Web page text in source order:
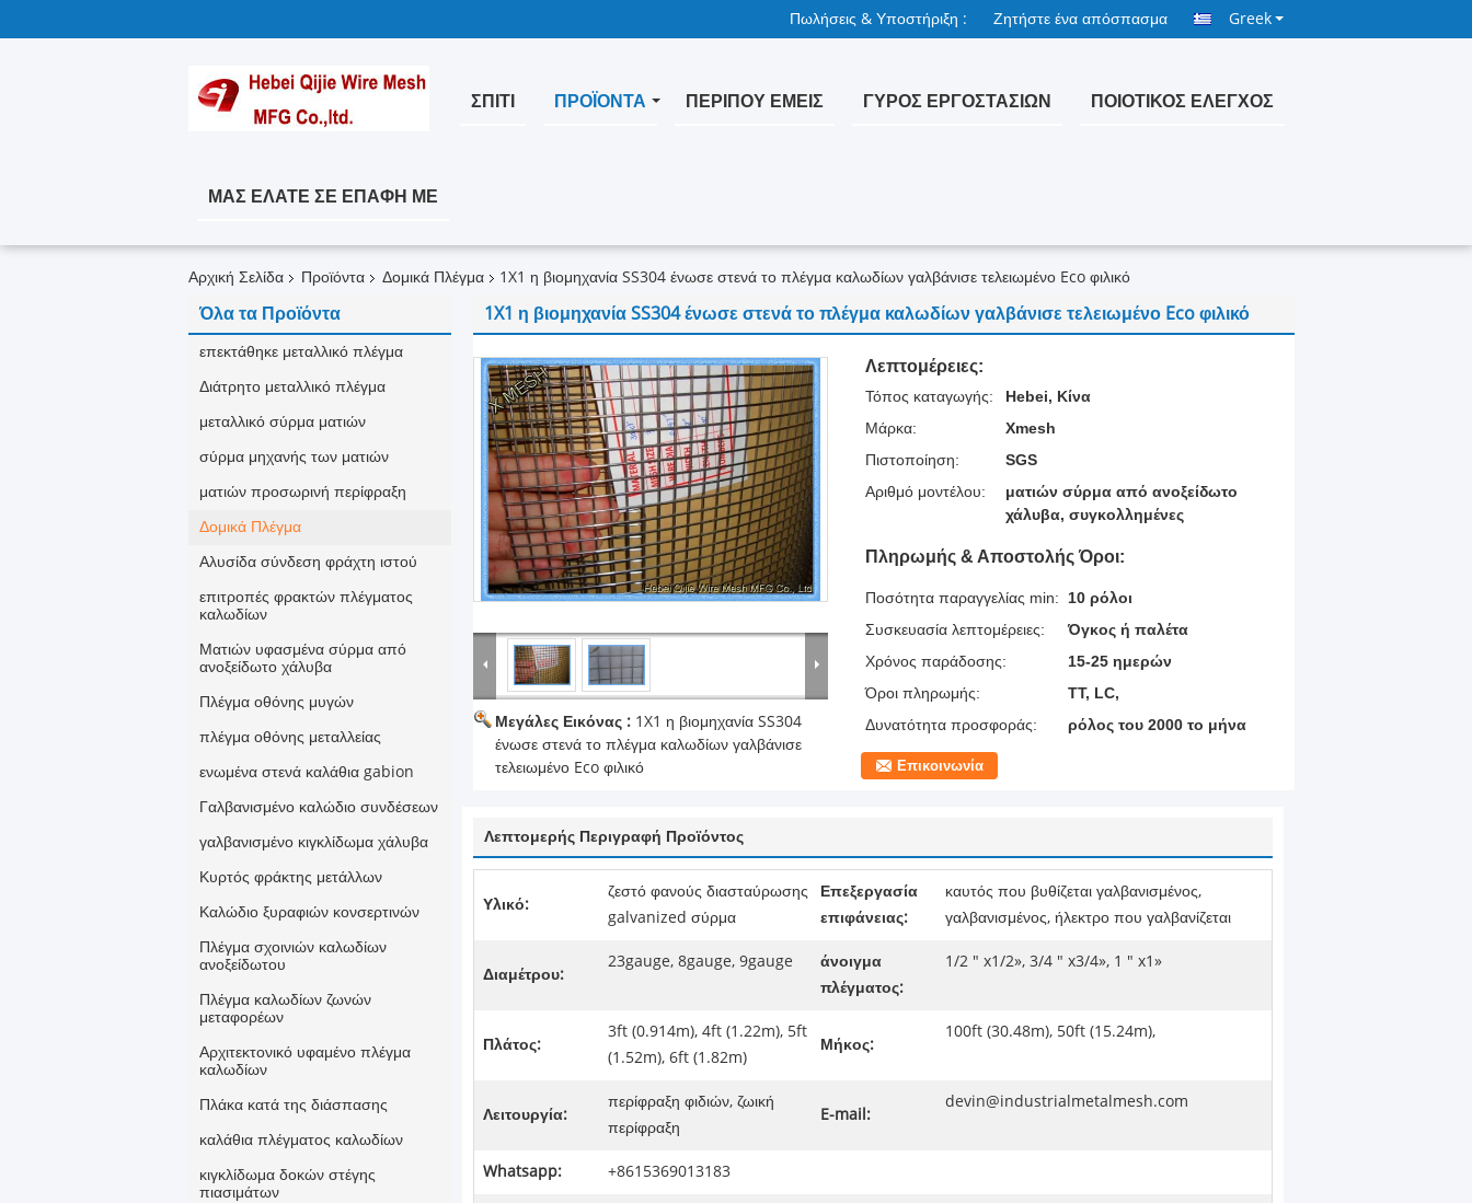
Πωλήσεις & Υποστήριξη : Ζητήστε ένα απόσπασμα Greek
ΣΠΊΤΙ ΠΡΟΪΌΝΤΑ ΠΕΡΊΠΟΥ ΕΜΕΊΣ ΓΎΡΟΣ ΕΡΓΟΣΤΑΣΊΩΝ ΠΟΙΟΤΙΚΌΣ ΈΛΕΓΧΟΣ
ΜΑΣ ΕΛΆΤΕ ΣΕ ΕΠΑΦΉ ΜΕ
Αρχική Σελίδα Προϊόντα Δομικά Πλέγμα 1X1 η βιομηχανία SS304 ένωσε στενά το πλέγμα καλωδίων γαλβάνισε τελειωμένο Eco φιλικό
Όλα τα Προϊόντα
επεκτάθηκε μεταλλικό πλέγμα
Διάτρητο μεταλλικό πλέγμα
μεταλλικό σύρμα ματιών
σύρμα μηχανής των ματιών
ματιών προσωρινή περίφραξη
Δομικά Πλέγμα
Αλυσίδα σύνδεση φράχτη ιστού
επιτροπές φρακτών πλέγματος
καλωδίων
Ματιών υφασμένα σύρμα από
ανοξείδωτο χάλυβα
Πλέγμα οθόνης μυγών
πλέγμα οθόνης μεταλλείας
ενωμένα στενά καλάθια gabion
Γαλβανισμένο καλώδιο συνδέσεων
γαλβανισμένο κιγκλίδωμα χάλυβα
Κυρτός φράκτης μετάλλων
Καλώδιο ξυραφιών κονσερτινών
Πλέγμα σχοινιών καλωδίων
ανοξείδωτου
Πλέγμα καλωδίων ζωνών
μεταφορέων
Αρχιτεκτονικό υφαμένο πλέγμα
καλωδίων
Πλάκα κατά της διάσπασης
καλάθια πλέγματος καλωδίων
κιγκλίδωμα δοκών στέγης
πιασιμάτων
1X1 η βιομηχανία SS304 ένωσε στενά το πλέγμα καλωδίων γαλβάνισε τελειωμένο Eco φιλικό
Μεγάλες Εικόνας : 1X1 η βιομηχανία SS304
ένωσε στενά το πλέγμα καλωδίων γαλβάνισε
τελειωμένο Eco φιλικό
Λεπτομέρειες:
Τόπος καταγωγής:
Hebei, Κίνα
Μάρκα:
Xmesh
Πιστοποίηση:
SGS
Αριθμό μοντέλου:
ματιών σύρμα από ανοξείδωτο
χάλυβα, συγκολλημένες
Πληρωμής & Αποστολής Όροι:
Ποσότητα παραγγελίας min:
10 ρόλοι
Συσκευασία λεπτομέρειες:
Όγκος ή παλέτα
Χρόνος παράδοσης:
15-25 ημερών
Όροι πληρωμής:
TT, LC,
Δυνατότητα προσφοράς:
ρόλος του 2000 το μήνα
Επικοινωνία
Λεπτομερής Περιγραφή Προϊόντος
Υλικό:
ζεστό φανούς διασταύρωσης
galvanized σύρμα
Επεξεργασία
επιφάνειας:
καυτός που βυθίζεται γαλβανισμένος,
γαλβανισμένος, ήλεκτρο που γαλβανίζεται
Διαμέτρου:
23gauge, 8gauge, 9gauge
άνοιγμα
πλέγματος:
1/2 " x1/2», 3/4 " x3/4», 1 " x1»
Πλάτος:
3ft (0.914m), 4ft (1.22m), 5ft
(1.52m), 6ft (1.82m)
Μήκος:
100ft (30.48m), 50ft (15.24m),
Λειτουργία:
περίφραξη φιδιών, ζωική
περίφραξη
E-mail:
devin@industrialmetalmesh.com
Whatsapp: +8615369013183